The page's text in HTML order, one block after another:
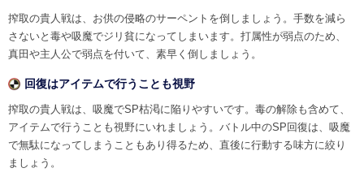
搾取の貴人戦は、お供の侵略のサーペントを倒しましょう。手数を減ら
さないと毒や吸魔でジリ貧になってしまいます。打属性が弱点のため、
真田や主人公で弱点を付いて、素早く倒しましょう。
回復はアイテムで行うことも視野
搾取の貴人戦は、吸魔でSP枯渇に陥りやすいです。毒の解除も含めて、
アイテムで行うことも視野にいれましょう。バトル中のSP回復は、吸魔
で無駄になってしまうこともあり得るため、直後に行動する味方に絞り
ましょう。